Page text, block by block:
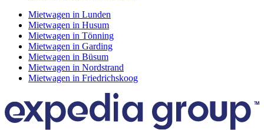
Mietwagen in Lunden
Mietwagen in Husum
Mietwagen in Tönning
Mietwagen in Garding
Mietwagen in Büsum
Mietwagen in Nordstrand
Mietwagen in Friedrichskoog